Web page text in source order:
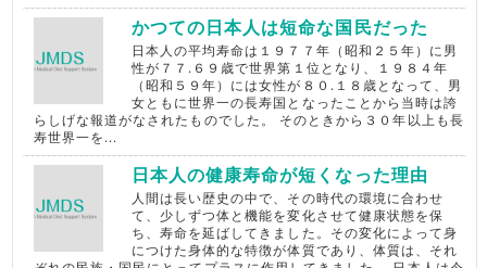
かつての日本人は短命な国民だった
日本人の平均寿命は１９７７年（昭和２５年）に男
性が７７.６９歳で世界第１位となり、１９８４年
（昭和５９年）には女性が８０.１８歳となって、男
女ともに世界一の長寿国となったことから当時は誇
らしげな報道がなされたものでした。 そのときから３０年以上も長
寿世界一を...
日本人の健康寿命が短くなった理由
人間は長い歴史の中で、その時代の環境に合わせ
て、少しずつ体と機能を変化させて健康状態を保
ち、寿命を延ばしてきました。その変化によって身
につけた身体的な特徴が体質であり、体質は、それ